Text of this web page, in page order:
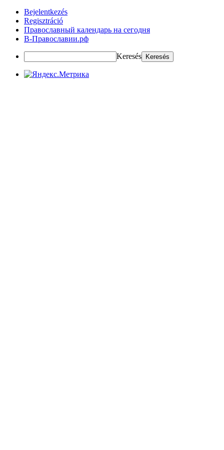
Bejelentkezés
Regisztráció
Православный календарь на сегодня
В-Православии.рф
Keresés